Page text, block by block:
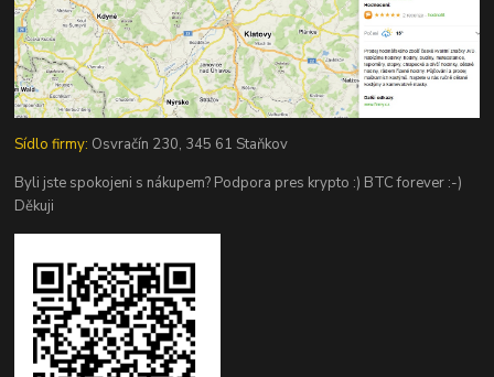
Sídlo firmy: Osvračín 230, 345 61 Staňkov
Byli jste spokojeni s nákupem? Podpora pres krypto :) BTC forever :-)
Děkuji